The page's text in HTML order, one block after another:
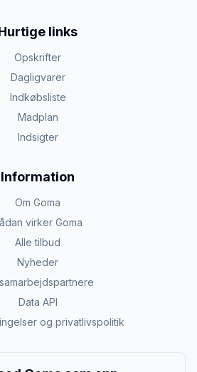
links
Opskrifter
Dagligvarer
Indkøbsliste
Madplan
Indsigter
Information
Om Goma
virker Goma
Alle tilbud
Nyheder
Data API
og privatlivspolitik